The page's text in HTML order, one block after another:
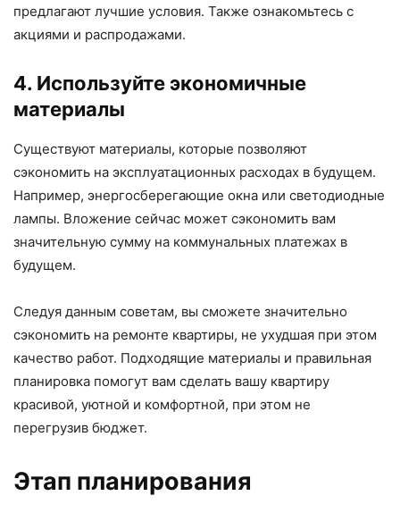
предлагают лучшие условия. Также ознакомьтесь с
акциями и распродажами.
4. Используйте экономичные
материалы
Существуют материалы, которые позволяют
сэкономить на эксплуатационных расходах в будущем.
Например, энергосберегающие окна или светодиодные
лампы. Вложение сейчас может сэкономить вам
значительную сумму на коммунальных платежах в
будущем.
Следуя данным советам, вы сможете значительно
сэкономить на ремонте квартиры, не ухудшая при этом
качество работ. Подходящие материалы и правильная
планировка помогут вам сделать вашу квартиру
красивой, уютной и комфортной, при этом не
перегрузив бюджет.
Этап планирования